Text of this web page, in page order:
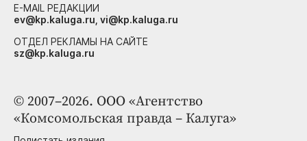
© 2007–2026. ООО «Агентство
«Комсомольская правда – Калуга»
E-MAIL РЕДАКЦИИ
ev@kp.kaluga.ru, vi@kp.kaluga.ru
ОТДЕЛ РЕКЛАМЫ НА САЙТЕ
sz@kp.kaluga.ru